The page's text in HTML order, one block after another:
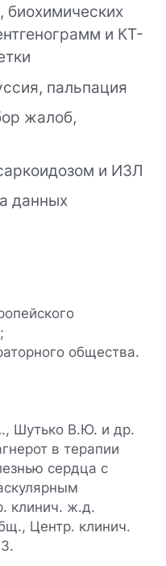
биохимических
и КТ-
пальпация
жалоб,
и ИЗЛ
данных
общества.
Шутько В.Ю. и др.
в терапии
сердца с
клинич. ж.д.
Центр. клинич.